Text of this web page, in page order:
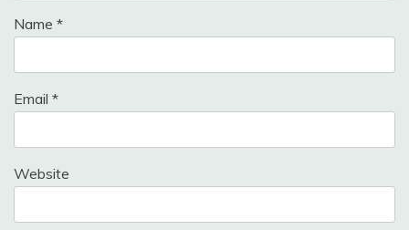
Name *
Email *
Website